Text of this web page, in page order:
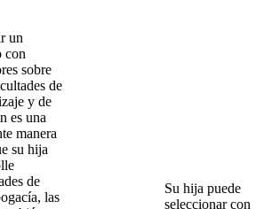
un
con
sobre
de
y de
es una
manera
su hija
de
las
Su hija puede
seleccionar con